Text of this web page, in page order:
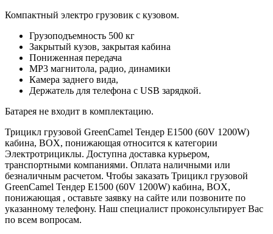
Компактный электро грузовик с кузовом.
Грузоподъемность 500 кг
Закрытый кузов, закрытая кабина
Пониженная передача
MP3 магнитола, радио, динамики
Камера заднего вида,
Держатель для телефона с USB зарядкой.
Батарея не входит в комплектацию.
Трицикл грузовой GreenCamel Тендер E1500 (60V 1200W)
кабина, BOX, понижающая относится к категории
Электротрициклы. Доступна доставка курьером,
транспортными компаниями. Оплата наличными или
безналичным расчетом. Чтобы заказать Трицикл грузовой
GreenCamel Тендер E1500 (60V 1200W) кабина, BOX,
понижающая , оставьте заявку на сайте или позвоните по
указанному телефону. Наш специалист проконсультирует Вас
по всем вопросам.